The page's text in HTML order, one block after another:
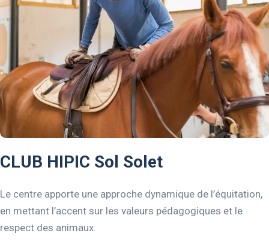
CLUB HIPIC Sol Solet
Le centre apporte une approche dynamique de l’équitation,
en mettant l’accent sur les valeurs pédagogiques et le
respect des animaux.